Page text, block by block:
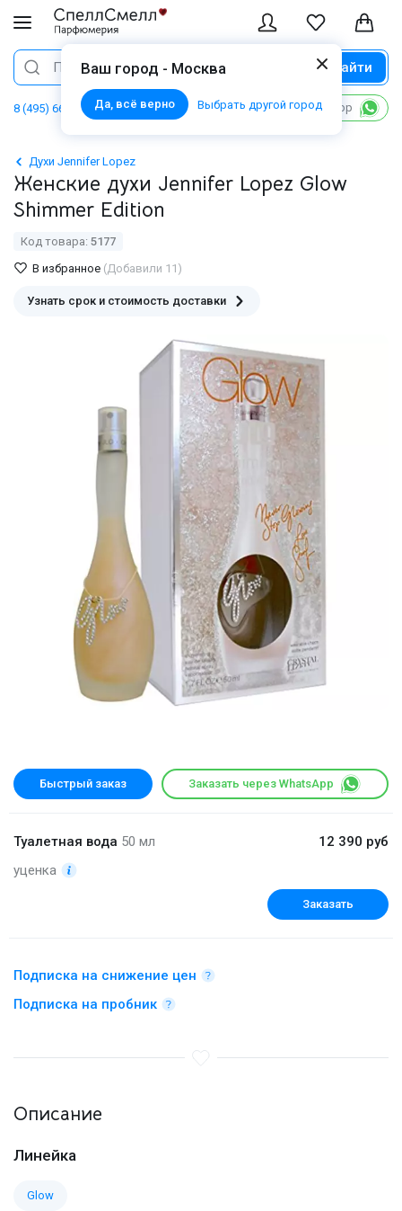
Ваш город - Москва
Да, всё верно Выбрать другой город
Поиск Найти
8 (495) 668 06 02 Написать в WhatsApp
Духи Jennifer Lopez
Женские духи Jennifer Lopez Glow
Shimmer Edition
Код товара: 5177
В избранное (Добавили 11)
Узнать срок и стоимость доставки
Быстрый заказ Заказать через WhatsApp
Туалетная вода 50 мл
уценка
12 390 руб
Заказать
Подписка на снижение цен
Подписка на пробник
Описание
Линейка
Glow